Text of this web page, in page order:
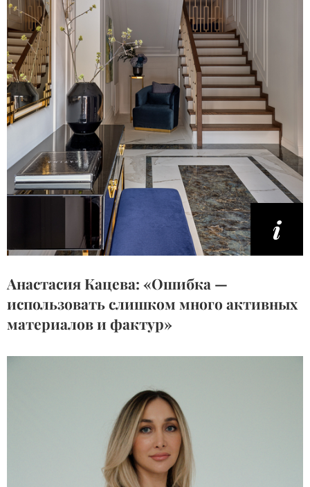
Анастасия Кацева: «Ошибка —
использовать слишком много активных
материалов и фактур»